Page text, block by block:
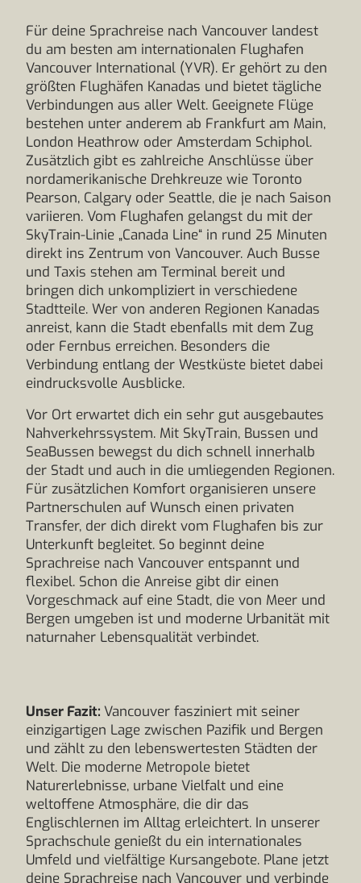
Für deine Sprachreise nach Vancouver landest
du am besten am internationalen Flughafen
Vancouver International (YVR). Er gehört zu den
größten Flughäfen Kanadas und bietet tägliche
Verbindungen aus aller Welt. Geeignete Flüge
bestehen unter anderem ab Frankfurt am Main,
London Heathrow oder Amsterdam Schiphol.
Zusätzlich gibt es zahlreiche Anschlüsse über
nordamerikanische Drehkreuze wie Toronto
Pearson, Calgary oder Seattle, die je nach Saison
variieren. Vom Flughafen gelangst du mit der
SkyTrain-Linie „Canada Line“ in rund 25 Minuten
direkt ins Zentrum von Vancouver. Auch Busse
und Taxis stehen am Terminal bereit und
bringen dich unkompliziert in verschiedene
Stadtteile. Wer von anderen Regionen Kanadas
anreist, kann die Stadt ebenfalls mit dem Zug
oder Fernbus erreichen. Besonders die
Verbindung entlang der Westküste bietet dabei
eindrucksvolle Ausblicke.
Vor Ort erwartet dich ein sehr gut ausgebautes
Nahverkehrssystem. Mit SkyTrain, Bussen und
SeaBussen bewegst du dich schnell innerhalb
der Stadt und auch in die umliegenden Regionen.
Für zusätzlichen Komfort organisieren unsere
Partnerschulen auf Wunsch einen privaten
Transfer, der dich direkt vom Flughafen bis zur
Unterkunft begleitet. So beginnt deine
Sprachreise nach Vancouver entspannt und
flexibel. Schon die Anreise gibt dir einen
Vorgeschmack auf eine Stadt, die von Meer und
Bergen umgeben ist und moderne Urbanität mit
naturnaher Lebensqualität verbindet.
Unser Fazit: Vancouver fasziniert mit seiner
einzigartigen Lage zwischen Pazifik und Bergen
und zählt zu den lebenswertesten Städten der
Welt. Die moderne Metropole bietet
Naturerlebnisse, urbane Vielfalt und eine
weltoffene Atmosphäre, die dir das
Englischlernen im Alltag erleichtert. In unserer
Sprachschule genießt du ein internationales
Umfeld und vielfältige Kursangebote. Plane jetzt
deine Sprachreise nach Vancouver und verbinde